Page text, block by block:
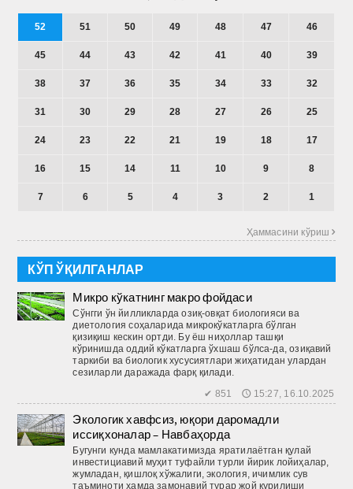
52 51 50 49 48 47 46
45 44 43 42 41 40 39
38 37 36 35 34 33 32
31 30 29 28 27 26 25
24 23 22 21 19 18 17
16 15 14 11 10 9 8
7 6 5 4 3 2 1
Ҳаммасини кўриш 
КЎП ЎҚИЛГАНЛАР
Микро кўкатнинг макро фойдаси
Сўнгги ўн йилликларда озиқ-овқат биологияси ва
диетология соҳаларида микрокўкатларга бўлган
қизиқиш кескин ортди. Бу ёш ниҳоллар ташқи
кўринишда оддий кўкатларга ўхшаш бўлса-да, озиқавий
таркиби ва биологик хусусиятлари жиҳатидан улардан
сезиларли даражада фарқ қилади.
✔ 851 🕔 15:27, 16.10.2025
Экологик хавфсиз, юқори даромадли
иссиқхоналар – Навбаҳорда
Бугунги кунда мамлакатимизда яратилаётган қулай
инвестициавий муҳит туфайли турли йирик лойиҳалар,
жумладан, қиш­лоқ хўжалиги, экология, ичимлик сув
таъминоти ҳамда замонавий турар жой қурилиши